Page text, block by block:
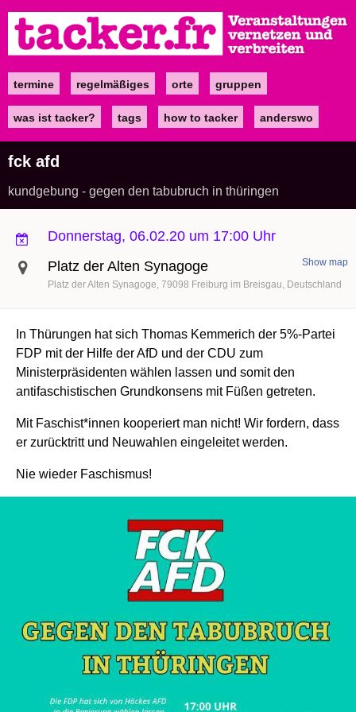
zum
Inhalt
Maintermine regelmäßiges orte gruppen
was ist tacker? tags how to tacker anderswo
fck afd
kundgebung - gegen den tabubruch in thüringen
Donnerstag, 06.02.20 um 17:00 Uhr
Platz der Alten Synagoge
Platz der Alten Synagoge 79098 Freiburg im Breisgau Deutschland
Show map
In Thürungen hat sich Thomas Kemmerich der 5%-Partei
FDP mit der Hilfe der AfD und der CDU zum
Ministerpräsidenten wählen lassen und somit den
antifaschistischen Grundkonsens mit Füßen getreten.
Mit Faschist*innen kooperiert man nicht! Wir fordern, dass
er zurücktritt und Neuwahlen eingeleitet werden.
Nie wieder Faschismus!